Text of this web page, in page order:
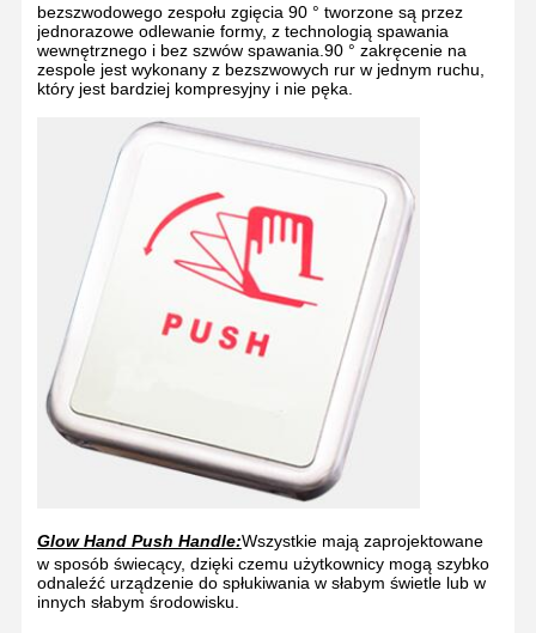
bezszwodowego zespołu zgięcia 90 ° tworzone są przez
jednorazowe odlewanie formy, z technologią spawania
wewnętrznego i bez szwów spawania.90 ° zakręcenie na
zespole jest wykonany z bezszwowych rur w jednym ruchu,
który jest bardziej kompresyjny i nie pęka.
Glow Hand Push Handle:Wszystkie mają zaprojektowane
w sposób świecący, dzięki czemu użytkownicy mogą szybko
odnaleźć urządzenie do spłukiwania w słabym świetle lub w
innych słabym środowisku.